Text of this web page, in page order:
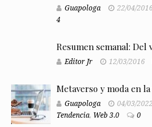
Guapologa 22/04/
4
Resumen semanal: Del
Editor Jr 12/03/2016
Metaverso y moda en la
Guapologa 04/03/2022
Tendencia, Web 3.0 0